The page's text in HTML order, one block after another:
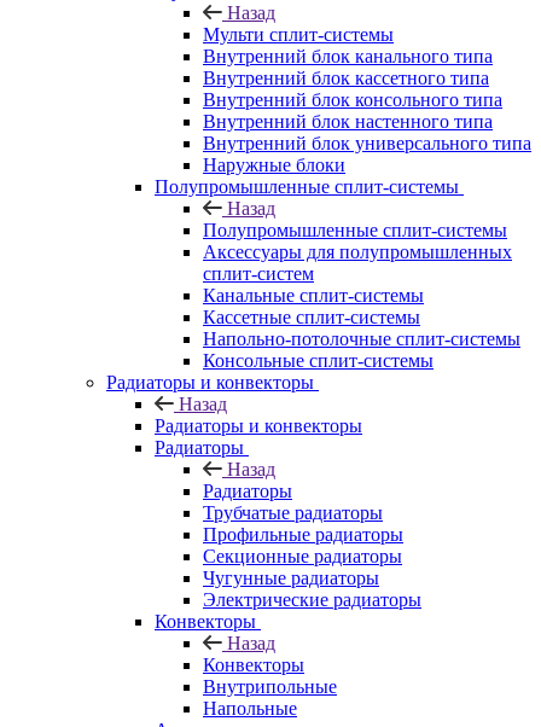
Назад
Мульти сплит-системы
Внутренний блок канального типа
Внутренний блок кассетного типа
Внутренний блок консольного типа
Внутренний блок настенного типа
Внутренний блок универсального типа
Наружные блоки
Полупромышленные сплит-системы
Назад
Полупромышленные сплит-системы
Аксессуары для полупромышленных
сплит-систем
Канальные сплит-системы
Кассетные сплит-системы
Напольно-потолочные сплит-системы
Консольные сплит-системы
Радиаторы и конвекторы
Назад
Радиаторы и конвекторы
Радиаторы
Назад
Радиаторы
Трубчатые радиаторы
Профильные радиаторы
Секционные радиаторы
Чугунные радиаторы
Электрические радиаторы
Конвекторы
Назад
Конвекторы
Внутрипольные
Напольные